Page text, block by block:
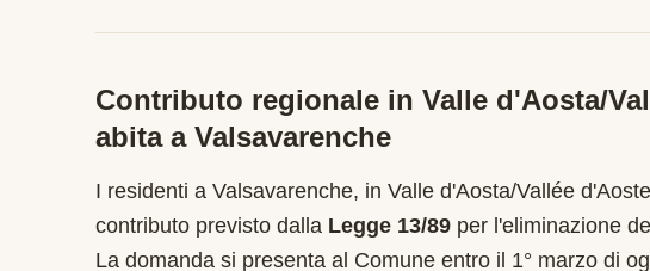
Contributo regionale in Valle d'Aosta/
abita a Valsavarenche
I residenti a Valsavarenche, in Valle d'Aosta/Vallée d'Aoste
contributo previsto dalla Legge 13/89 per l'eliminazione
La domanda si presenta al Comune entro il 1° marzo di